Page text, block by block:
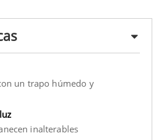
un trapo húmedo y
inalterables